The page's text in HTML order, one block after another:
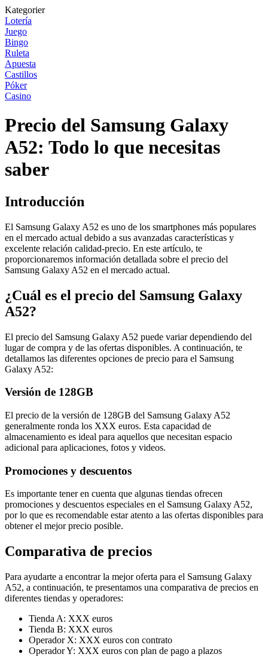
Kategorier
Lotería
Juego
Bingo
Ruleta
Apuesta
Castillos
Póker
Casino
Precio del Samsung Galaxy
A52: Todo lo que necesitas
saber
Introducción
El Samsung Galaxy A52 es uno de los smartphones más populares
en el mercado actual debido a sus avanzadas características y
excelente relación calidad-precio. En este artículo, te
proporcionaremos información detallada sobre el precio del
Samsung Galaxy A52 en el mercado actual.
¿Cuál es el precio del Samsung Galaxy
A52?
El precio del Samsung Galaxy A52 puede variar dependiendo del
lugar de compra y de las ofertas disponibles. A continuación, te
detallamos las diferentes opciones de precio para el Samsung
Galaxy A52:
Versión de 128GB
El precio de la versión de 128GB del Samsung Galaxy A52
generalmente ronda los XXX euros. Esta capacidad de
almacenamiento es ideal para aquellos que necesitan espacio
adicional para aplicaciones, fotos y videos.
Promociones y descuentos
Es importante tener en cuenta que algunas tiendas ofrecen
promociones y descuentos especiales en el Samsung Galaxy A52,
por lo que es recomendable estar atento a las ofertas disponibles para
obtener el mejor precio posible.
Comparativa de precios
Para ayudarte a encontrar la mejor oferta para el Samsung Galaxy
A52, a continuación, te presentamos una comparativa de precios en
diferentes tiendas y operadores:
Tienda A: XXX euros
Tienda B: XXX euros
Operador X: XXX euros con contrato
Operador Y: XXX euros con plan de pago a plazos